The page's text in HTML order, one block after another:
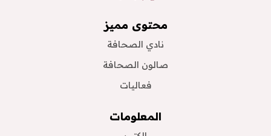
محتوى مميز
نادي الصحافة
صالون الصحافة
فعاليات
المعلومات